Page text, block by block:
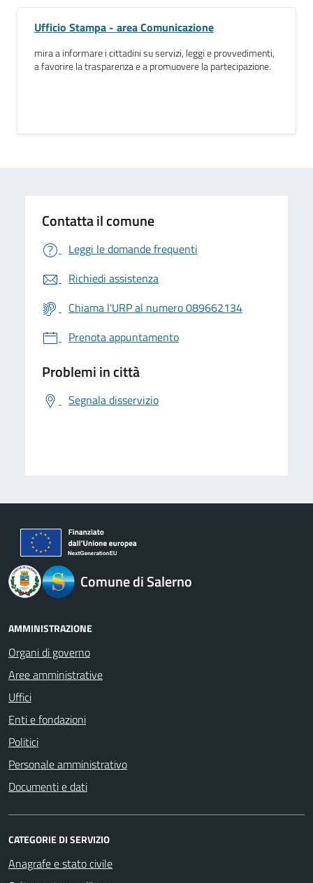
Ufficio Stampa - area Comunicazione
mira a informare i cittadini su servizi, leggi e provvedimenti,
a favorire la trasparenza e a promuovere la partecipazione.
Contatta il comune
Leggi le domande frequenti
Richiedi assistenza
Chiama l'URP al numero 089662134
Prenota appuntamento
Problemi in città
Segnala disservizio
logo Unione Europea
Comune di Salerno
AMMINISTRAZIONE
Organi di governo
Aree amministrative
Uffici
Enti e fondazioni
Politici
Personale amministrativo
Documenti e dati
CATEGORIE DI SERVIZIO
Anagrafe e stato civile